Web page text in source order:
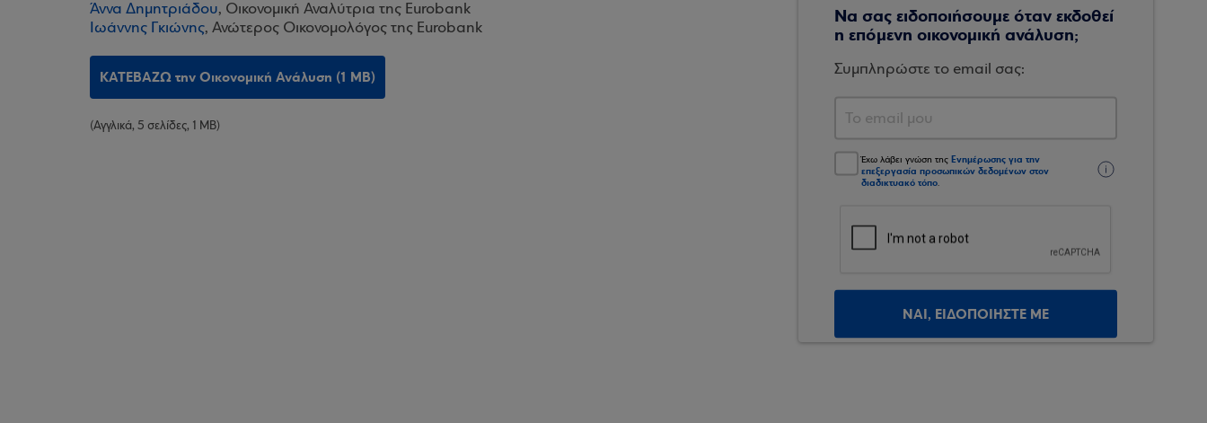
Άννα Δημητριάδου, Οικονομική Αναλύτρια της Eurobank
Ιωάννης Γκιώνης, Ανώτερος Οικονομολόγος της Eurobank
ΚΑΤΕΒΑΖΩ την Οικονομική Ανάλυση (1 MB)
(Αγγλικά, 5 σελίδες, 1 MB)
Να σας ειδοποιήσουμε όταν εκδοθεί
η επόμενη οικονομική ανάλυση;
Συμπληρώστε το email σας:
Έχω λάβει γνώση της Ενημέρωσης για την
επεξεργασία προσωπικών δεδομένων στον
διαδικτυακό τόπο.
ΝΑΙ, ΕΙΔΟΠΟΙΗΣΤΕ ΜΕ